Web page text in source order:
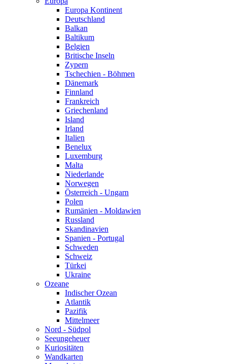
Europa Kontinent
Deutschland
Balkan
Baltikum
Belgien
Britische Inseln
Zypern
Tschechien - Böhmen
Dänemark
Finnland
Frankreich
Griechenland
Island
Irland
Italien
Benelux
Luxemburg
Malta
Niederlande
Norwegen
Österreich - Ungarn
Polen
Rumänien - Moldawien
Russland
Skandinavien
Spanien - Portugal
Schweden
Schweiz
Türkei
Ukraine
Ozeane
Indischer Ozean
Atlantik
Pazifik
Mittelmeer
Nord - Südpol
Seeungeheuer
Kuriositäten
Wandkarten